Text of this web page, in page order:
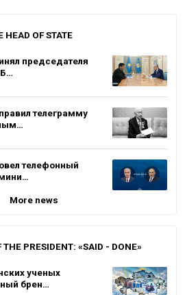
HEAD OF STATE
председателя
телеграмму
телефонный
More news
PRESIDENT: «SAID - DONE»
ученых
брен…